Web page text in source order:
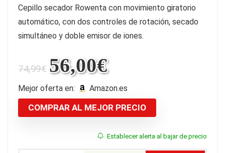
Cepillo secador Rowenta con movimiento giratorio
automático, con dos controles de rotación, secado
simultáneo y doble emisor de iones.
74,99€ 56,00€
Mejor oferta en: Amazon.es
COMPRAR AL MEJOR PRECIO
Establecer alerta al bajar de precio